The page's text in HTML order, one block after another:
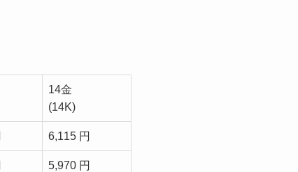
14金
(14K)
6,115 円
5,970 円